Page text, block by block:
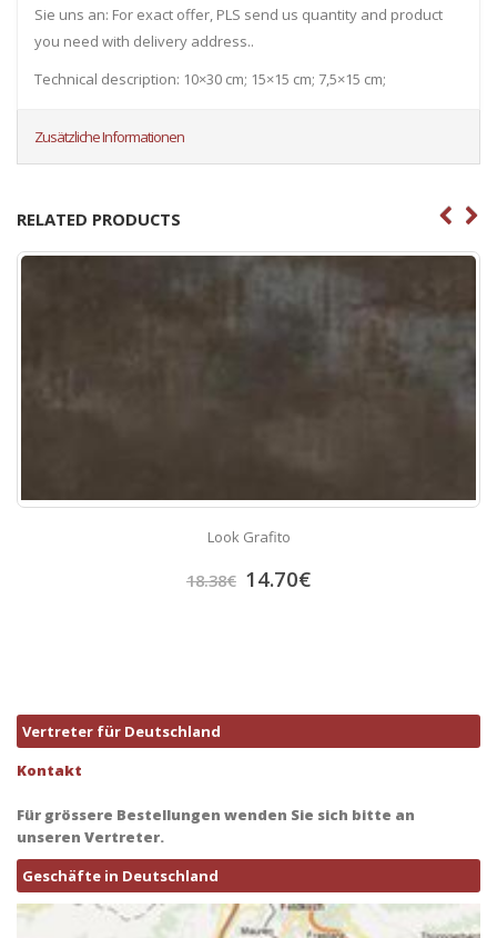
Sie uns an: For exact offer, PLS send us quantity and product
you need with delivery address..
Technical description: 10×30 cm; 15×15 cm; 7,5×15 cm;
Zusätzliche Informationen
RELATED PRODUCTS
Look Grafito
18.38€ 14.70€
Vertreter für Deutschland
Kontakt
Für grössere Bestellungen wenden Sie sich bitte an
unseren Vertreter.
Geschäfte in Deutschland